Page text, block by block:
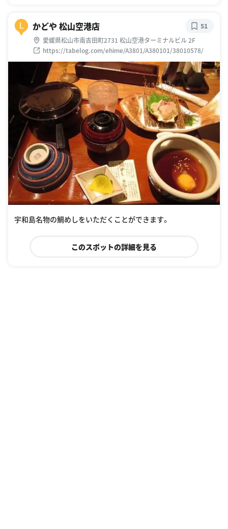
L かどや 松山空港店
愛媛県松山市南吉田町2731 松山空港ターミナルビル 2F
https://tabelog.com/ehime/A3801/A380101/38010578/
51
宇和島名物の鯛めしをいただくことができます。
このスポットの詳細を見る